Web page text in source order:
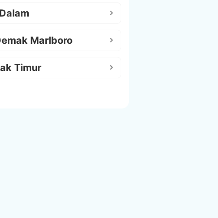
Marlboro
Timur